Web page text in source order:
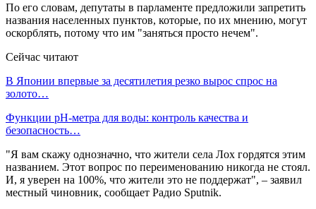
По его словам, депутаты в парламенте предложили запретить
названия населенных пунктов, которые, по их мнению, могут
оскорблять, потому что им "заняться просто нечем".
Сейчас читают
В Японии впервые за десятилетия резко вырос спрос на
золото…
Функции pH-метра для воды: контроль качества и
безопасность…
"Я вам скажу однозначно, что жители села Лох гордятся этим
названием. Этот вопрос по переименованию никогда не стоял.
И, я уверен на 100%, что жители это не поддержат", – заявил
местный чиновник, сообщает Радио Sputnik.